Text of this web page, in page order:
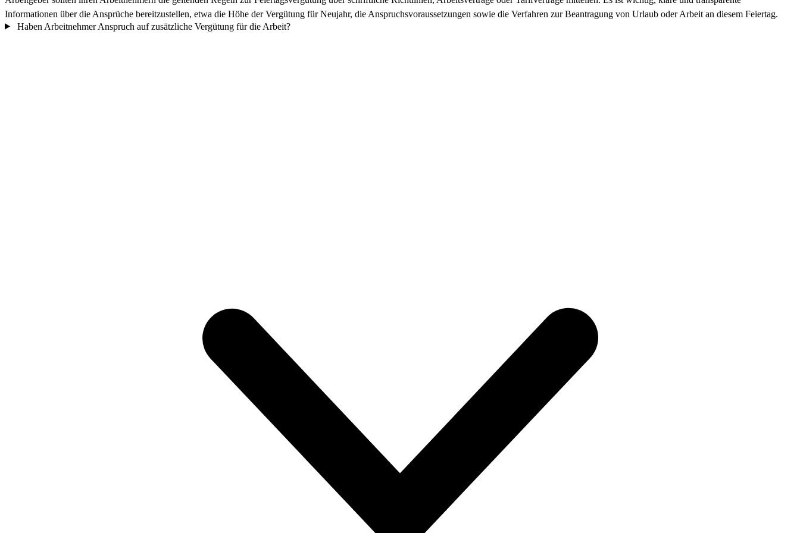
Informationen über die Ansprüche bereitzustellen, etwa die Höhe der Vergütung für Neujahr, die Anspruchsvoraussetzungen sowie die Verfahren zur Beantragung von Urlaub oder Arbeit an diesem Feiertag.
Haben Arbeitnehmer Anspruch auf zusätzliche Vergütung für die Arbeit?